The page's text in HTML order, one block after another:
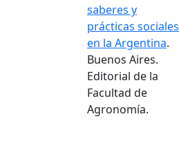
saberes y
prácticas sociales
en la Argentina.
Buenos Aires.
Editorial de la
Facultad de
Agronomía.